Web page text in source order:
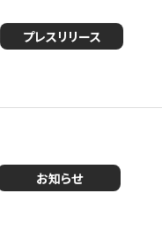
プレスリリース
お知らせ